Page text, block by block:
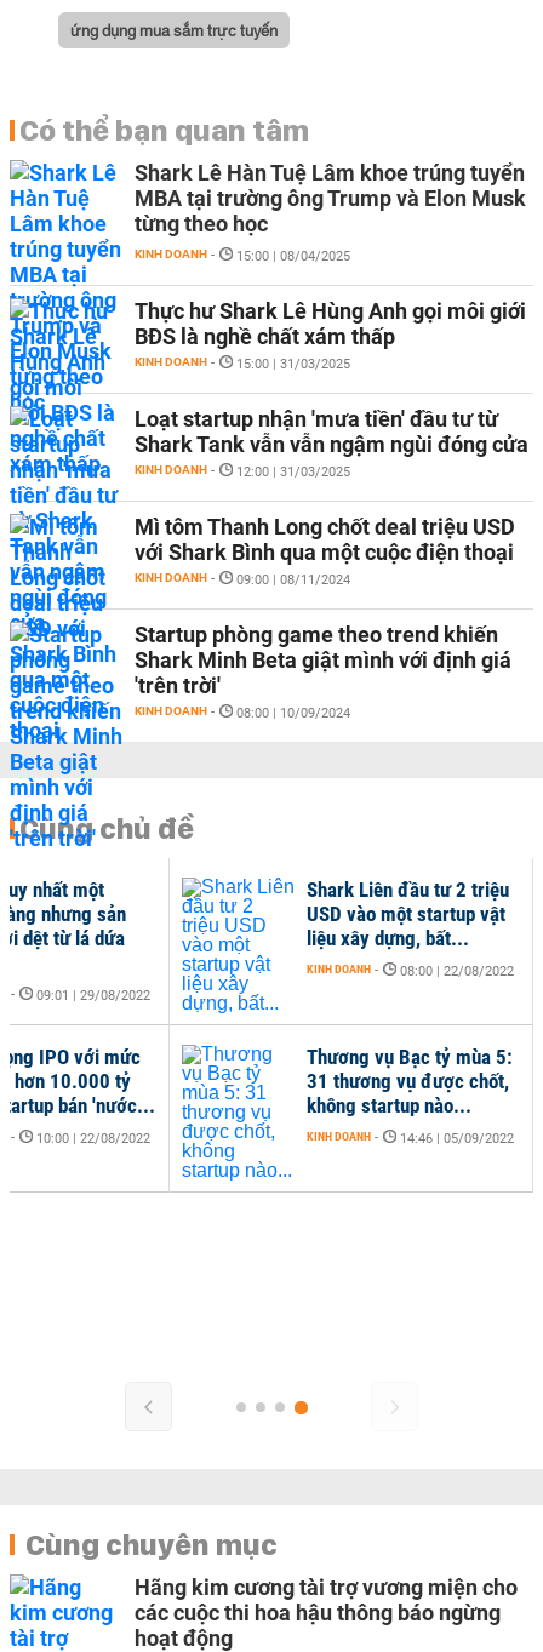
ứng dụng mua sắm trực tuyến
Có thể bạn quan tâm
Shark Lê Hàn Tuệ Lâm khoe trúng tuyển
MBA tại trường ông Trump và Elon Musk
từng theo học
KINH DOANH - 15:00 | 08/04/2025
Thực hư Shark Lê Hùng Anh gọi môi giới
BĐS là nghề chất xám thấp
KINH DOANH - 15:00 | 31/03/2025
Loạt startup nhận 'mưa tiền' đầu tư từ
Shark Tank vẫn vẫn ngậm ngùi đóng cửa
KINH DOANH - 12:00 | 31/03/2025
Mì tôm Thanh Long chốt deal triệu USD
với Shark Bình qua một cuộc điện thoại
KINH DOANH - 09:00 | 08/11/2024
Startup phòng game theo trend khiến
Shark Minh Beta giật mình với định giá
'trên trời'
KINH DOANH - 08:00 | 10/09/2024
Cùng chủ đề
Thương vụ Bạc tỷ mùa 5:
31 thương vụ được chốt,
không startup nào...
KINH DOANH - 14:46 | 05/09/2022
nhất một
nhưng sản
dệt từ lá dứa
- 09:01 | 29/08/2022
IPO với mức
hơn 10.000 tỷ
bán 'nước...
- 10:00 | 22/08/2022
Shark Liên đầu tư 2 triệu
USD vào một startup vật
liệu xây dựng, bất...
KINH DOANH - 08:00 | 22/08/2022
Cùng chuyên mục
Hãng kim cương tài trợ vương miện cho
các cuộc thi hoa hậu thông báo ngừng
hoạt động